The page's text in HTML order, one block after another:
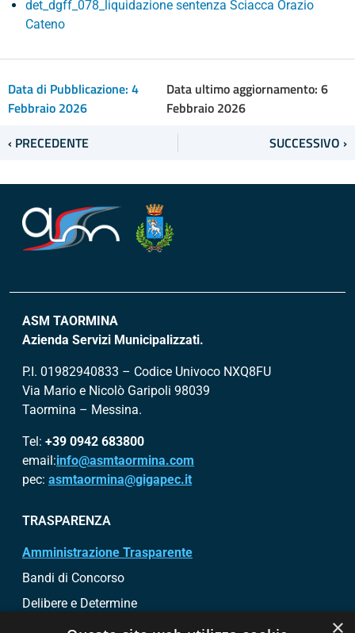
det_dgff_078_liquidazione sentenza Sciacca Orazio
Cateno
Data di Pubblicazione: 4
Febbraio 2026
Data ultimo aggiornamento: 6
Febbraio 2026
‹ PRECEDENTE
SUCCESSIVO ›
ASM TAORMINA
Azienda Servizi Municipalizzati.
P.I. 01982940833 – Codice Univoco NXQ8FU
Via Mario e Nicolò Garipoli 98039
Taormina – Messina.
Tel: +39 0942 683800
email:info@asmtaormina.com
pec: asmtaormina@gigapec.it
TRASPARENZA
Amministrazione Trasparente
Bandi di Concorso
Delibere e Determine
Bandi di gara e contratti
×